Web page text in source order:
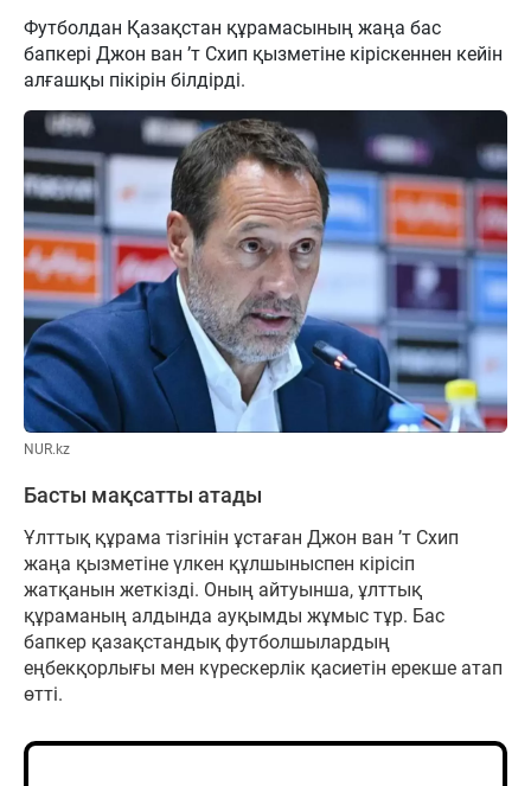
Футболдан Қазақстан құрамасының жаңа бас
бапкері Джон ван ’т Схип қызметіне кіріскеннен кейін
алғашқы пікірін білдірді.
NUR.kz
Басты мақсатты атады
Ұлттық құрама тізгінін ұстаған Джон ван ’т Схип
жаңа қызметіне үлкен құлшыныспен кірісіп
жатқанын жеткізді. Оның айтуынша, ұлттық
құраманың алдында ауқымды жұмыс тұр. Бас
бапкер қазақстандық футболшылардың
еңбекқорлығы мен күрескерлік қасиетін ерекше атап
өтті.